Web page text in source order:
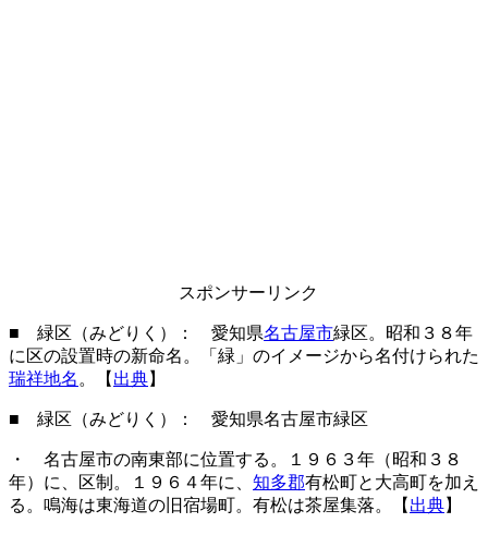
スポンサーリンク
■ 緑区（みどりく）： 愛知県名古屋市緑区。昭和３８年
に区の設置時の新命名。「緑」のイメージから名付けられた
瑞祥地名 。【 出典】
■ 緑区（みどりく）： 愛知県名古屋市緑区
・ 名古屋市の南東部に位置する。１９６３年（昭和３８
年）に、区制。１９６４年に、 知多郡有松町と大高町を加え
る。鳴海は東海道の旧宿場町。有松は茶屋集落。【 出典】